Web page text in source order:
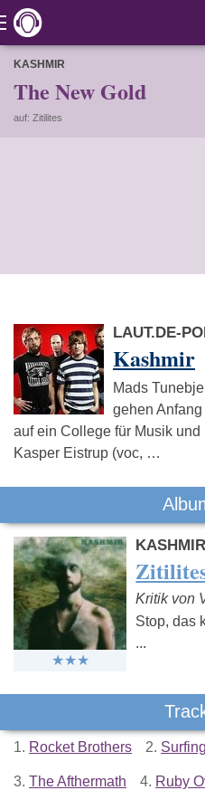
KASHMIR
The New Gold
auf: Zitilites
LAUT.DE-
Kashmir
Mads
gehen
auf ein College für Musik
Kasper Eistrup (voc, …
KASHMIR
Kritik von
Stop, das
...
1. Rocket Brothers 2.
3. The Afthermath 4. Ruby